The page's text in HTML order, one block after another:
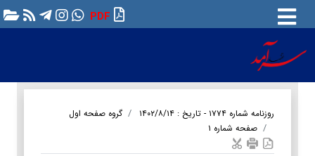
PDF
روزنامه شماره ۱۷۷۴ - تاریخ : ۱۴۰۲/۸/۱۴
گروه صفحه اول
صفحه شماره ۱